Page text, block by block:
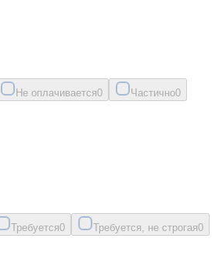
Не оплачивается0 Частично0
Требуется0 Требуется, не строгая0